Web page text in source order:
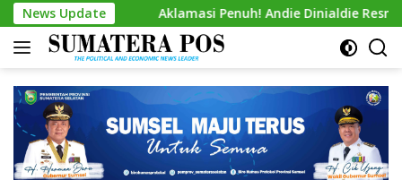
Skip
to
content
News Update
2029 Aklamasi Penuh! Andie Dinialdie Resmi